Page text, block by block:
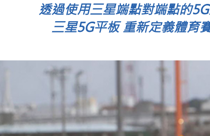
透過使用三星端點對端點的
三星5G平板 重新定義體育